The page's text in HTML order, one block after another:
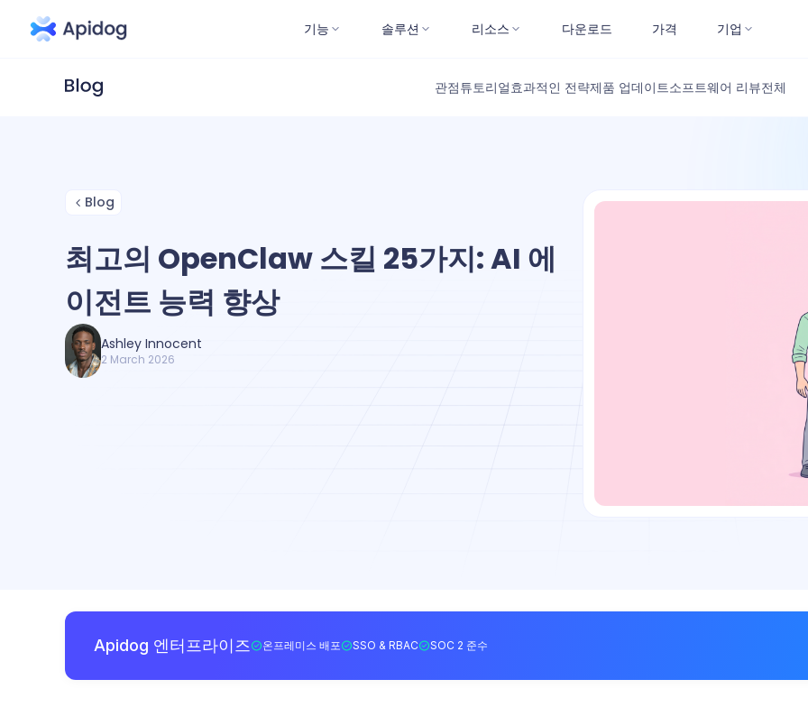
기능 솔루션 리소스 다운로드 가격 기업
관점튜토리얼효과적인 전략제품 업데이트소프트웨어 리뷰전체
Blog
최고의 OpenClaw 스킬 25가지: AI 에
이전트 능력 향상
Ashley Innocent
2 March 2026
Apidog 엔터프라이즈 온프레미스 배포 SSO & RBAC SOC 2 준수